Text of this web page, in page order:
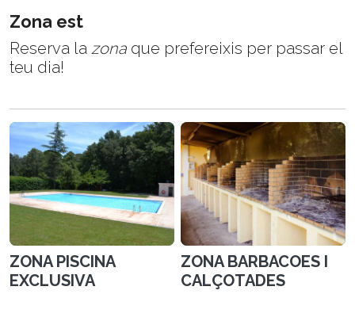
Zona est
Reserva la zona que prefereixis per passar el
teu dia!
ZONA PISCINA
EXCLUSIVA
ZONA BARBACOES I
CALÇOTADES